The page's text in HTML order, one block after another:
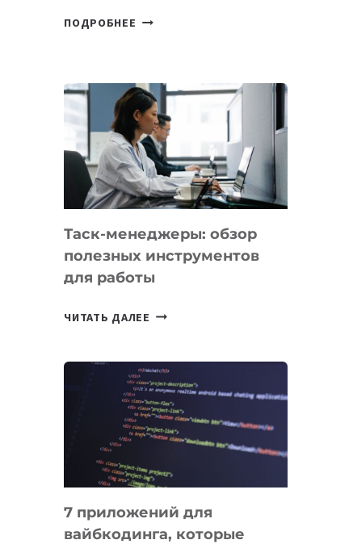
ПОДРОБНЕЕ
НОВЫЕ
ПРЕДМЕТЫ
ПО
ИСКУССТВЕННОМУ
ИНТЕЛЛЕКТУ
Таск-менеджеры: обзор
полезных инструментов
для работы
ЧИТАТЬ ДАЛЕЕ ТАСК-
ПОЛЕЗНЫХ
ИНСТРУМЕНТОВ
ДЛЯ
РАБОТЫ
7 приложений для
вайбкодинга, которые